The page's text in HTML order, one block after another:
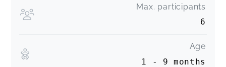
Max. participants
6
Age
1 - 9 months